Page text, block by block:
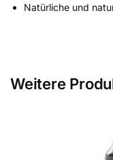
Natürliche und
Weitere